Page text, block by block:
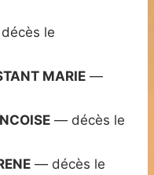
le
MARIE —
— décès le
— décès le